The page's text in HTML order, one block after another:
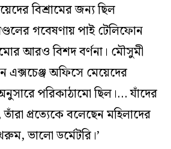
বিশ্রামের জন্য ছিল
গবেষণায় পাই টেলিফোন
আরও বিশদ বর্ণনা। মৌসুমী
এক্সচেঞ্জ অফিসে মেয়েদের
পরিকাঠামো ছিল।… যাঁদের
তাঁরা প্রত্যেকে বলেছেন মহিলাদের
ভালো ডর্মেটরি।’